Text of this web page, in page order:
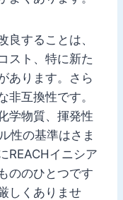
良することは、
スト、特に新た
あります。さら
非互換性です。
学物質、揮発性
性の基準はさま
REACHイニシア
ののひとつです
しくありませ